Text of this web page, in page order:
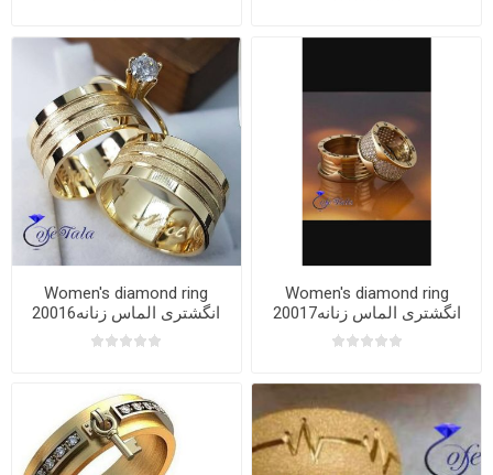
Women's diamond ring
20016انگشتری الماس زنانه
Women's diamond ring
20017انگشتری الماس زنانه